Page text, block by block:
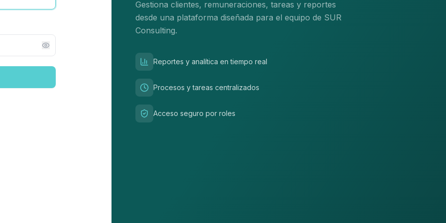
Gestiona clientes, remuneraciones, tareas y reportes
desde una plataforma diseñada para el equipo de SUR
Consulting.
Reportes y analítica en tiempo real
Procesos y tareas centralizados
Acceso seguro por roles